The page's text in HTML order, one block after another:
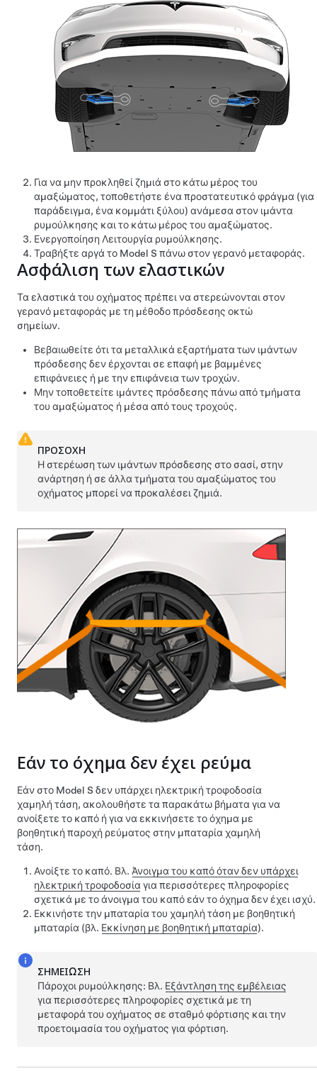
Για να μην προκληθεί ζημιά στο κάτω μέρος του
αμαξώματος, τοποθετήστε ένα προστατευτικό φράγμα (για
παράδειγμα, ένα κομμάτι ξύλου) ανάμεσα στον ιμάντα
ρυμούλκησης και το κάτω μέρος του αμαξώματος.
Ενεργοποίηση Λειτουργία ρυμούλκησης.
Τραβήξτε αργά το Model S πάνω στον γερανό μεταφοράς.
Ασφάλιση των ελαστικών
Τα ελαστικά του οχήματος πρέπει να στερεώνονται στον
γερανό μεταφοράς με τη μέθοδο πρόσδεσης οκτώ
σημείων.
Βεβαιωθείτε ότι τα μεταλλικά εξαρτήματα των ιμάντων
πρόσδεσης δεν έρχονται σε επαφή με βαμμένες
επιφάνειες ή με την επιφάνεια των τροχών.
Μην τοποθετείτε ιμάντες πρόσδεσης πάνω από τμήματα
του αμαξώματος ή μέσα από τους τροχούς.
ΠΡΟΣΟΧΗ
Η στερέωση των ιμάντων πρόσδεσης στο σασί, στην
ανάρτηση ή σε άλλα τμήματα του αμαξώματος του
οχήματος μπορεί να προκαλέσει ζημιά.
Εάν το όχημα δεν έχει ρεύμα
Εάν στο Model S δεν υπάρχει ηλεκτρική τροφοδοσία
χαμηλή τάση, ακολουθήστε τα παρακάτω βήματα για να
ανοίξετε το καπό ή για να εκκινήσετε το όχημα με
βοηθητική παροχή ρεύματος στην μπαταρία χαμηλή
τάση.
Ανοίξτε το καπό. Βλ. Άνοιγμα του καπό όταν δεν υπάρχει
ηλεκτρική τροφοδοσία για περισσότερες πληροφορίες
σχετικά με το άνοιγμα του καπό εάν το όχημα δεν έχει ισχύ.
Εκκινήστε την μπαταρία του χαμηλή τάση με βοηθητική
μπαταρία (βλ. Εκκίνηση με βοηθητική μπαταρία).
ΣΗΜΕΊΩΣΗ
Πάροχοι ρυμούλκησης: Βλ. Εξάντληση της εμβέλειας
για περισσότερες πληροφορίες σχετικά με τη
μεταφορά του οχήματος σε σταθμό φόρτισης και την
προετοιμασία του οχήματος για φόρτιση.